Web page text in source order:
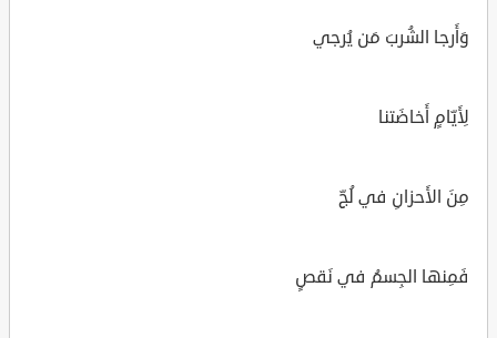
وَأَرجا الشُربَ مَن يُرجي
لِأَيّامٍ أَخاضَتنا
مِنَ الأَحزانِ في لُجِّ
فَمِنها الجِسمُ في نَقصٍ